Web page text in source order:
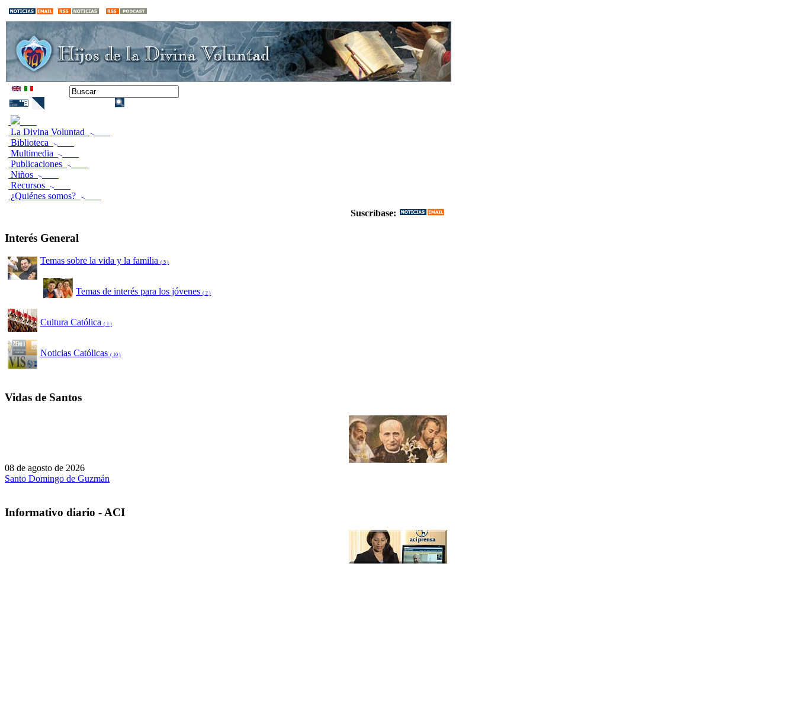
La Divina Voluntad
Biblioteca
Multimedia
Publicaciones
Niños
Recursos
¿Quiénes somos?
Suscríbase:
Interés General
Temas sobre la vida y la familia ( 5 )
Temas de interés para los jóvenes ( 2 )
Cultura Católica ( 1 )
Noticias Católicas ( 10 )
Vidas de Santos
08 de agosto de 2026
Santo Domingo de Guzmán
Informativo diario - ACI